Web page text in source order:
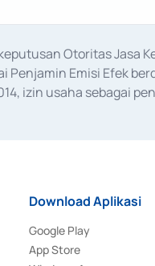
Otoritas Jasa
Penjamin Emisi Efek
izin usaha sebagai
Download Aplikasi
Google Play
App Store